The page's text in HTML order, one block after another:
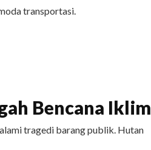
transportasi.
Bencana Iklim
tragedi barang publik. Hutan